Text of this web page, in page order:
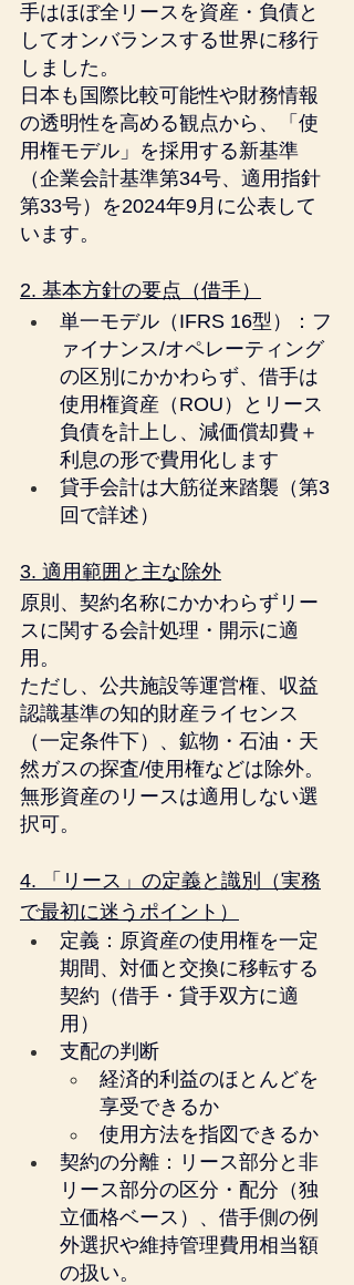
手はほぼ全リースを資産・負債と
してオンバランスする世界に移行
しました。
日本も国際比較可能性や財務情報
の透明性を高める観点から、「使
用権モデル」を採用する新基準
（企業会計基準第34号、適用指針
第33号）を2024年9月に公表して
います。
2. 基本方針の要点（借手）
単一モデル（IFRS 16型）：フ
ァイナンス/オペレーティング
の区別にかかわらず、借手は
使用権資産（ROU）とリース
負債を計上し、減価償却費＋
利息の形で費用化します
貸手会計は大筋従来踏襲（第3
回で詳述）
3. 適用範囲と主な除外
原則、契約名称にかかわらずリー
スに関する会計処理・開示に適
用。
ただし、公共施設等運営権、収益
認識基準の知的財産ライセンス
（一定条件下）、鉱物・石油・天
然ガスの探査/使用権などは除外。
無形資産のリースは適用しない選
択可。
4. 「リース」の定義と識別（実務
で最初に迷うポイント）
定義：原資産の使用権を一定
期間、対価と交換に移転する
契約（借手・貸手双方に適
用）
支配の判断
経済的利益のほとんどを
享受できるか
使用方法を指図できるか
契約の分離：リース部分と非
リース部分の区分・配分（独
立価格ベース）、借手側の例
外選択や維持管理費用相当額
の扱い。